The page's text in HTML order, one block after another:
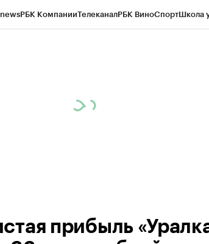
РБК КомпанииТелеканалРБК ВиноСпортШкола
прибыль